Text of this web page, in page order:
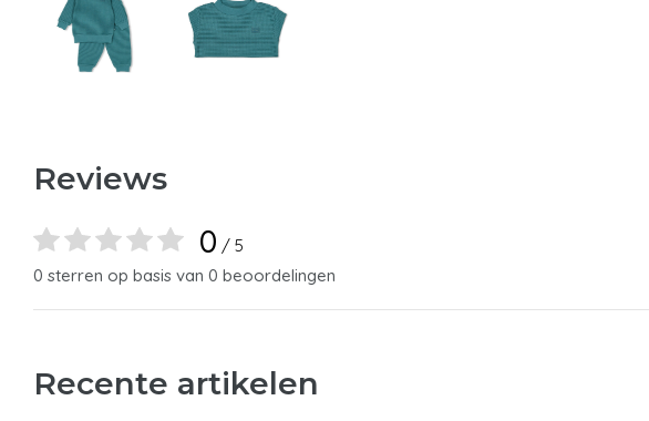
Reviews
0 / 5
0 sterren op basis van 0 beoordelingen
Recente artikelen